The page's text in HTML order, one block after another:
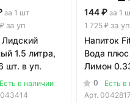
за 1 шт
за уп
Лидский
1.5 литра,
шт. в уп.
Есть в наличии
144 ₽ за 1
1 725 ₽ за уп
Напиток
Вода
Лимон
стекло,
0
Есть в
Арт.